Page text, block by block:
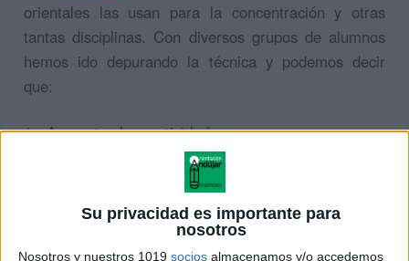
Su privacidad es importante para
nosotros
Nosotros y nuestros 1019 socios almacenamos y/o accedemos
orientales las usan para la concentración y otras
tantas disciplinas. Con diversos grupos de alumnos
hemos ido depurando la técnica y podemos decir
que:
1.- Aumentan la creatividad.
2.- Mejoran su caligrafía, sobre todo al escribir.
3.- Disfrutan el dibujar.